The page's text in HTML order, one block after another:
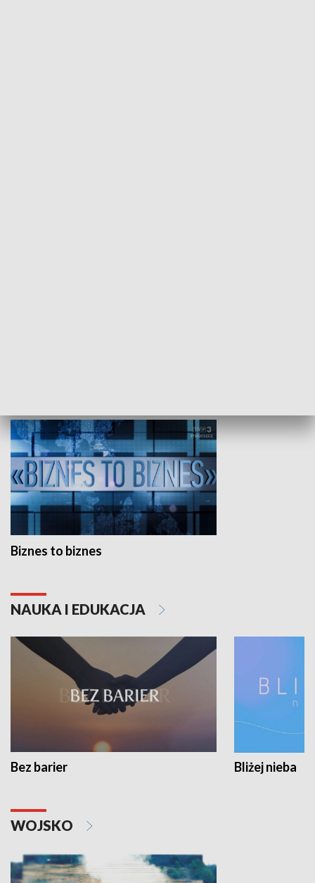
Biznes to biznes
NAUKA I EDUKACJA
Bez barier Bliżej nieba
WOJSKO